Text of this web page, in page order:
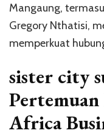
Mangaung,
Gregory Nthatisi,
memperkuat
sister city
Africa